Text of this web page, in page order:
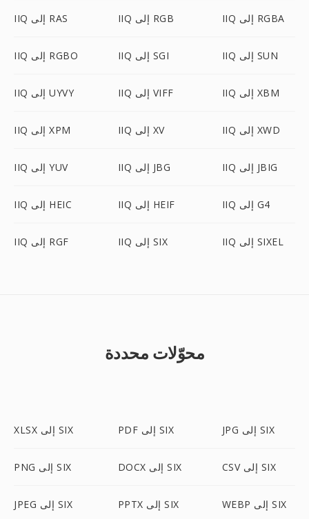
IIQ إلى RAS IIQ إلى RGB IIQ إلى RGBA
IIQ إلى RGBO IIQ إلى SGI IIQ إلى SUN
IIQ إلى UYVY IIQ إلى VIFF IIQ إلى XBM
IIQ إلى XPM IIQ إلى XV IIQ إلى XWD
IIQ إلى YUV IIQ إلى JBG IIQ إلى JBIG
IIQ إلى HEIC IIQ إلى HEIF IIQ إلى G4
IIQ إلى RGF IIQ إلى SIX IIQ إلى SIXEL
محوّلات محددة
XLSX إلى SIX PDF إلى SIX JPG إلى SIX
PNG إلى SIX DOCX إلى SIX CSV إلى SIX
JPEG إلى SIX PPTX إلى SIX WEBP إلى SIX